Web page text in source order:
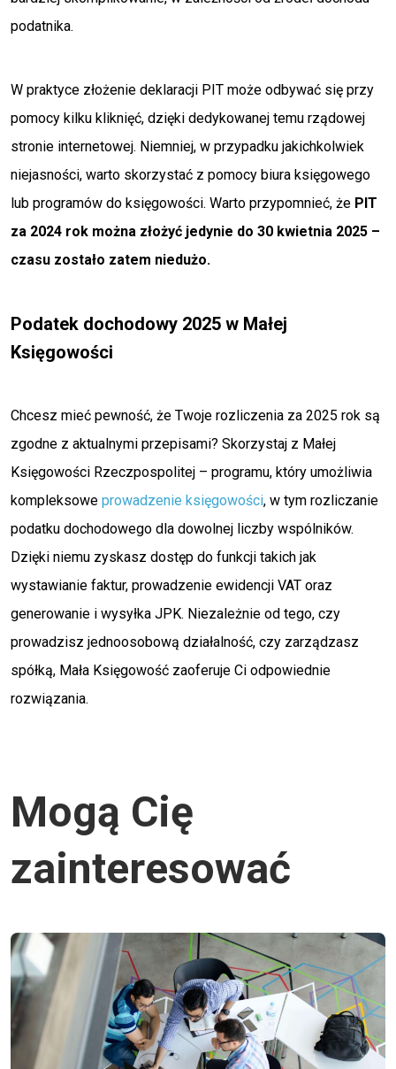
podatnika.
W praktyce złożenie deklaracji PIT może odbywać się przy
pomocy kilku kliknięć, dzięki dedykowanej temu rządowej
stronie internetowej. Niemniej, w przypadku jakichkolwiek
niejasności, warto skorzystać z pomocy biura księgowego
lub programów do księgowości. Warto przypomnieć, że PIT
za 2024 rok można złożyć jedynie do 30 kwietnia 2025 –
czasu zostało zatem niedużo.
Podatek dochodowy 2025 w Małej
Księgowości
Chcesz mieć pewność, że Twoje rozliczenia za 2025 rok są
zgodne z aktualnymi przepisami? Skorzystaj z Małej
Księgowości Rzeczpospolitej – programu, który umożliwia
kompleksowe prowadzenie księgowości, w tym rozliczanie
podatku dochodowego dla dowolnej liczby wspólników.
Dzięki niemu zyskasz dostęp do funkcji takich jak
wystawianie faktur, prowadzenie ewidencji VAT oraz
generowanie i wysyłka JPK. Niezależnie od tego, czy
prowadzisz jednoosobową działalność, czy zarządzasz
spółką, Mała Księgowość zaoferuje Ci odpowiednie
rozwiązania.
Mogą Cię
zainteresować